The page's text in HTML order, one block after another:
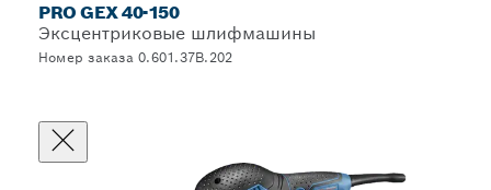
PRO GEX 40-150
Эксцентриковые шлифмашины
Номер заказа 0.601.37B.202